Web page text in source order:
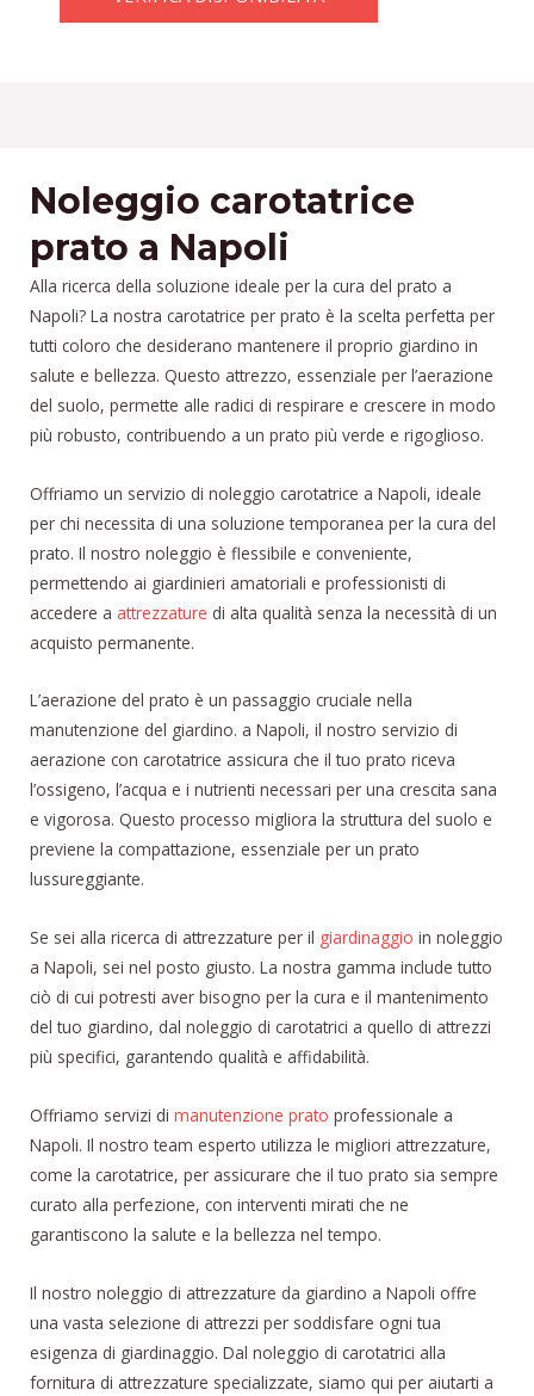
Noleggio carotatrice
prato a Napoli
Alla ricerca della soluzione ideale per la cura del prato a
Napoli? La nostra carotatrice per prato è la scelta perfetta per
tutti coloro che desiderano mantenere il proprio giardino in
salute e bellezza. Questo attrezzo, essenziale per l’aerazione
del suolo, permette alle radici di respirare e crescere in modo
più robusto, contribuendo a un prato più verde e rigoglioso.
Offriamo un servizio di noleggio carotatrice a Napoli, ideale
per chi necessita di una soluzione temporanea per la cura del
prato. Il nostro noleggio è flessibile e conveniente,
permettendo ai giardinieri amatoriali e professionisti di
accedere a attrezzature di alta qualità senza la necessità di un
acquisto permanente.
L’aerazione del prato è un passaggio cruciale nella
manutenzione del giardino. a Napoli, il nostro servizio di
aerazione con carotatrice assicura che il tuo prato riceva
l’ossigeno, l’acqua e i nutrienti necessari per una crescita sana
e vigorosa. Questo processo migliora la struttura del suolo e
previene la compattazione, essenziale per un prato
lussureggiante.
Se sei alla ricerca di attrezzature per il giardinaggio in noleggio
a Napoli, sei nel posto giusto. La nostra gamma include tutto
ciò di cui potresti aver bisogno per la cura e il mantenimento
del tuo giardino, dal noleggio di carotatrici a quello di attrezzi
più specifici, garantendo qualità e affidabilità.
Offriamo servizi di manutenzione prato professionale a
Napoli. Il nostro team esperto utilizza le migliori attrezzature,
come la carotatrice, per assicurare che il tuo prato sia sempre
curato alla perfezione, con interventi mirati che ne
garantiscono la salute e la bellezza nel tempo.
Il nostro noleggio di attrezzature da giardino a Napoli offre
una vasta selezione di attrezzi per soddisfare ogni tua
esigenza di giardinaggio. Dal noleggio di carotatrici alla
fornitura di attrezzature specializzate, siamo qui per aiutarti a